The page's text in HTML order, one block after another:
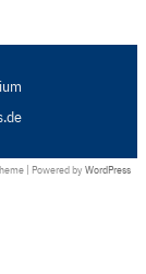
| Powered by WordPress